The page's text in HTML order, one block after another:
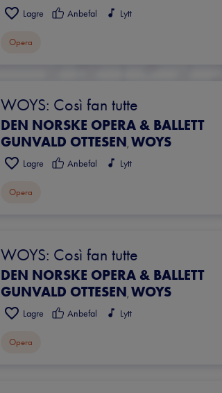
Lagre Anbefal Lytt
Opera
WOYS: Così fan tutte
DEN NORSKE OPERA & BALLETT
GUNVALD OTTESEN, WOYS
Lagre Anbefal Lytt
Opera
WOYS: Così fan tutte
DEN NORSKE OPERA & BALLETT
GUNVALD OTTESEN, WOYS
Lagre Anbefal Lytt
Opera